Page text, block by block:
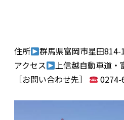
住所
群馬県富岡市星田814-1
アクセス
上信越自動車道・
［お問い合わせ先］
0274-